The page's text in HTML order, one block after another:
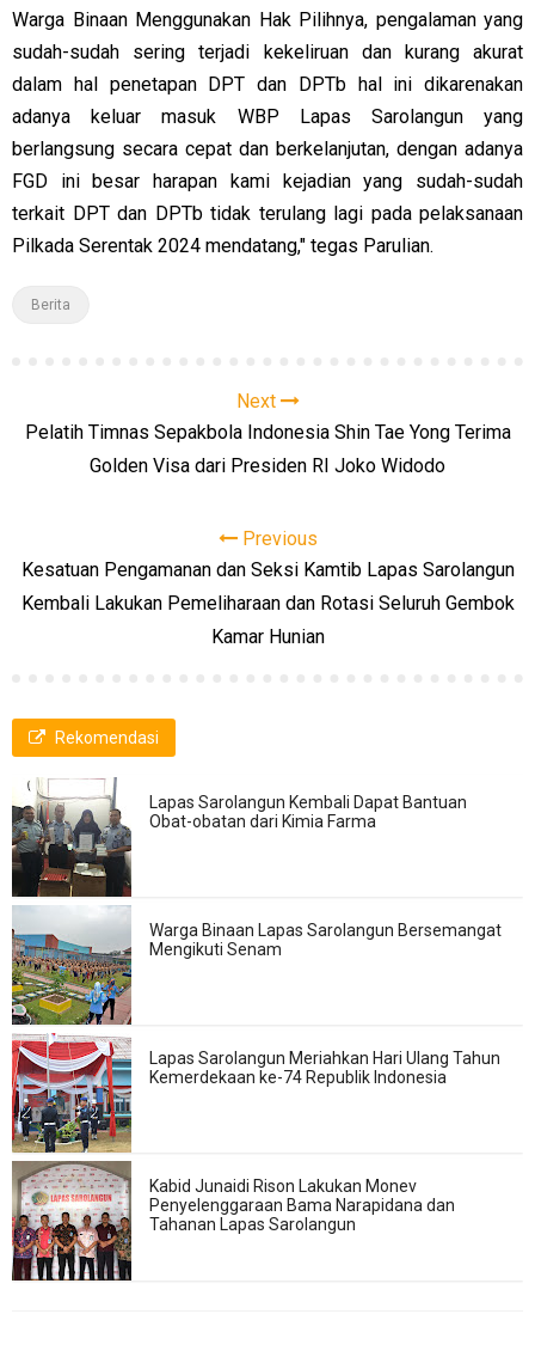
Warga Binaan Menggunakan Hak Pilihnya, pengalaman yang
sudah-sudah sering terjadi kekeliruan dan kurang akurat
dalam hal penetapan DPT dan DPTb hal ini dikarenakan
adanya keluar masuk WBP Lapas Sarolangun yang
berlangsung secara cepat dan berkelanjutan, dengan adanya
FGD ini besar harapan kami kejadian yang sudah-sudah
terkait DPT dan DPTb tidak terulang lagi pada pelaksanaan
Pilkada Serentak 2024 mendatang," tegas Parulian.
Berita
Next
Pelatih Timnas Sepakbola Indonesia Shin Tae Yong Terima
Golden Visa dari Presiden RI Joko Widodo
Previous
Kesatuan Pengamanan dan Seksi Kamtib Lapas Sarolangun
Kembali Lakukan Pemeliharaan dan Rotasi Seluruh Gembok
Kamar Hunian
Rekomendasi
Lapas Sarolangun Kembali Dapat Bantuan
Obat-obatan dari Kimia Farma
Warga Binaan Lapas Sarolangun Bersemangat
Mengikuti Senam
Lapas Sarolangun Meriahkan Hari Ulang Tahun
Kemerdekaan ke-74 Republik Indonesia
Kabid Junaidi Rison Lakukan Monev
Penyelenggaraan Bama Narapidana dan
Tahanan Lapas Sarolangun